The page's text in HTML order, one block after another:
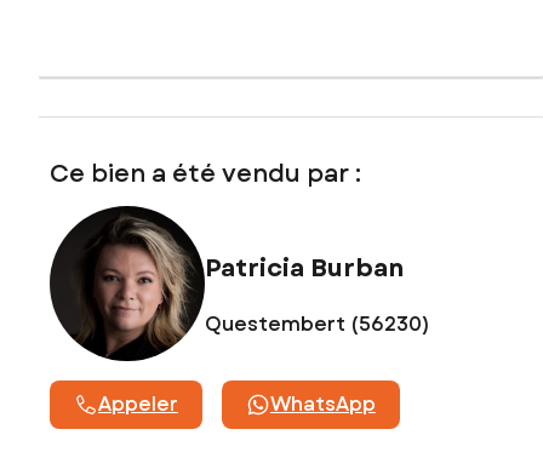
Ce bien a été vendu par :
Patricia Burban
Questembert (56230)
Appeler WhatsApp